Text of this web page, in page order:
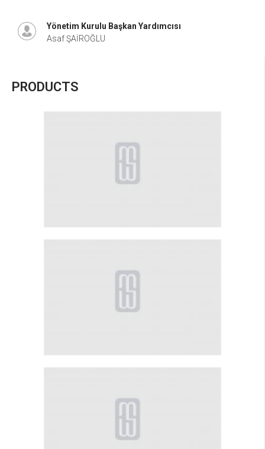
PRODUCTS
Yönetim Kurulu Başkan Yardımcısı
Asaf ŞAİROĞLU